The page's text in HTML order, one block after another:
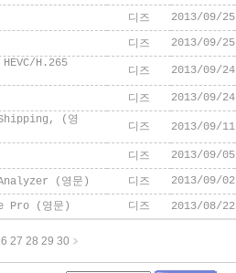
디즈 2013/09/25
디즈 2013/09/25
H.265
디즈 2013/09/24
디즈 2013/09/24
(영
디즈 2013/09/11
디즈 2013/09/05
(영문) 디즈 2013/09/02
Pro (영문) 디즈 2013/08/22
27 28 29 30